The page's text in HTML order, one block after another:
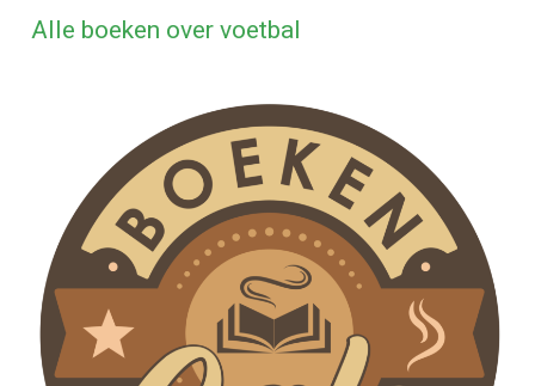
Alle boeken over voetbal